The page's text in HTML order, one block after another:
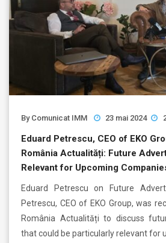
By Comunicat IMM 23 mai 2024
Eduard Petrescu, CEO of EKO
România Actualități: Future
Relevant for Upcoming
Eduard Petrescu on Future
Petrescu, CEO of EKO Group, was
România Actualități to discuss
that could be particularly relevant for